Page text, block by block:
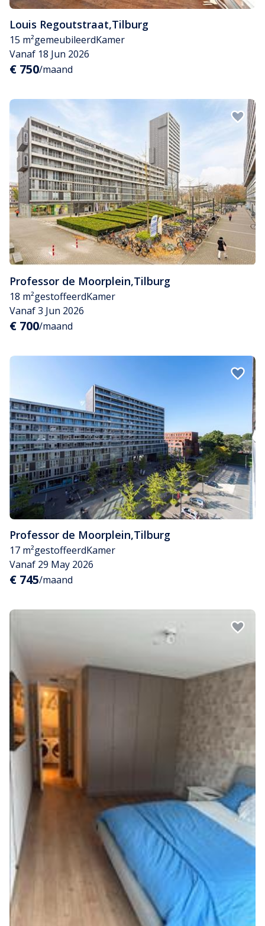
Louis Regoutstraat,Tilburg
15 m²gemeubileerdKamer
Vanaf 18 Jun 2026
€ 750/maand
Professor de Moorplein,Tilburg
18 m²gestoffeerdKamer
Vanaf 3 Jun 2026
€ 700/maand
Professor de Moorplein,Tilburg
17 m²gestoffeerdKamer
Vanaf 29 May 2026
€ 745/maand